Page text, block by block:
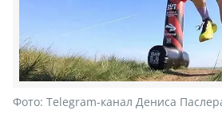
Фото: Telegram-канал Дениса